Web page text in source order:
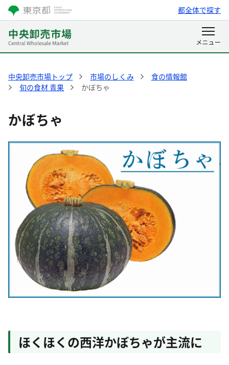
都全体で探す
中央卸売市場トップ 市場のしくみ
食の情報館
旬の食材 青果
かぼちゃ
かぼちゃ
ほくほくの西洋かぼちゃが主流に